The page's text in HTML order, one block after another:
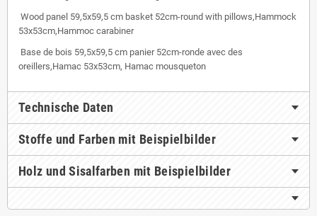
Wood panel 59,5x59,5 cm basket 52cm-round with pillows,Hammock
53x53cm,Hammoc carabiner
Base de bois 59,5x59,5 cm panier 52cm-ronde avec des
oreillers,Hamac 53x53cm, Hamac mousqueton
Technische Daten
Stoffe und Farben mit Beispielbilder
Holz und Sisalfarben mit Beispielbilder